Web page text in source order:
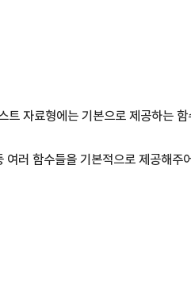
자료형에는 기본으로 제공하는 함
함수들을 기본적으로 제공해주